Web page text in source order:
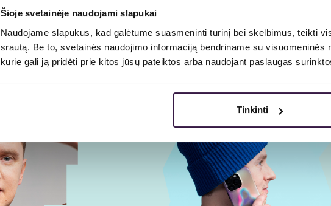
Šioje svetainėje naudojami slapukai
Naudojame slapukus, kad galėtume suasmeninti turinį bei skelbimus, teikti
srautą. Be to, svetainės naudojimo informaciją bendriname su
kurie gali ją pridėti prie kitos jūsų pateiktos arba naudojant paslaugas
Tinkinti